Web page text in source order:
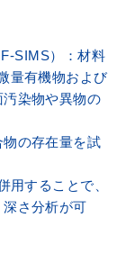
SIMS）：材料
量有機物および
染物や異物の
の存在量を試
用することで、
さ分析が可